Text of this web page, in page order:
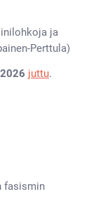
ja
Perttula)
juttu.
fasismin